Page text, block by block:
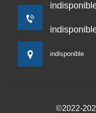
indisponible
©2022-